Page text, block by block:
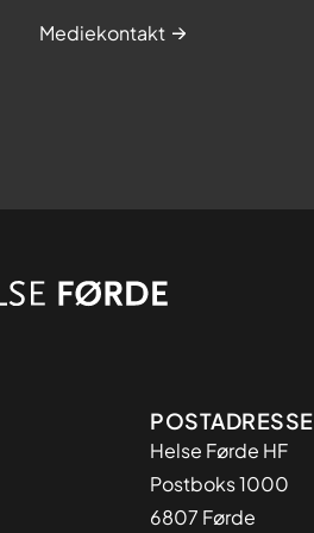
Mediekontakt
Adresse
POSTADRESSE
Helse Førde HF
Postboks 1000
6807 Førde